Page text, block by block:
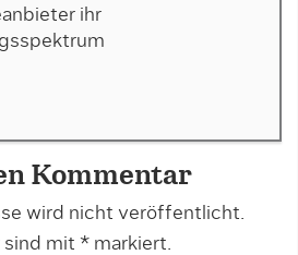
ihr
Kommentar
wird nicht veröffentlicht.
sind mit * markiert.